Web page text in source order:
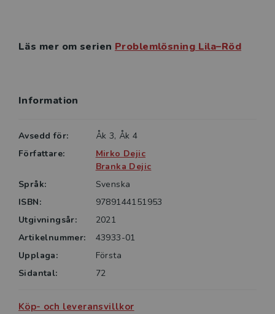
Läs mer om serien Problemlösning Lila–Röd
Information
Avsedd för:
Åk 3, Åk 4
Författare:
Mirko Dejic
Branka Dejic
Språk:
Svenska
ISBN:
9789144151953
Utgivningsår:
2021
Artikelnummer:
43933-01
Upplaga:
Första
Sidantal:
72
Köp- och leveransvillkor